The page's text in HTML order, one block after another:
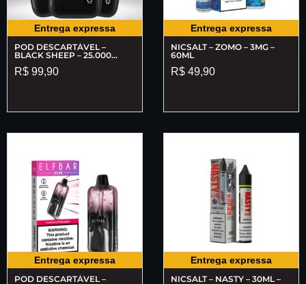
Entrega expressa
POD DESCARTÁVEL –
BLACK SHEEP – 25.000
R$ 99,90
Entrega expressa
NICSALT – ZOMO – 3MG –
60ML
R$ 49,90
Entrega expressa
POD DESCARTÁVEL –
Entrega expressa
NICSALT – NASTY – 30ML –